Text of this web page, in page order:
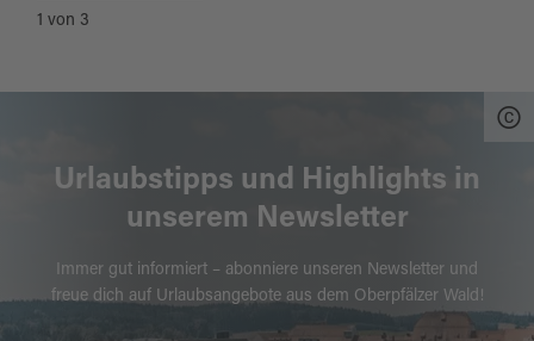
1 von 3
Urlaubstipps und Highlights in
unserem Newsletter
Immer gut informiert – abonniere unseren Newsletter und
freue dich auf Urlaubsangebote aus dem Oberpfälzer Wald!